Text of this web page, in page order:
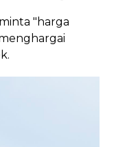
"harga